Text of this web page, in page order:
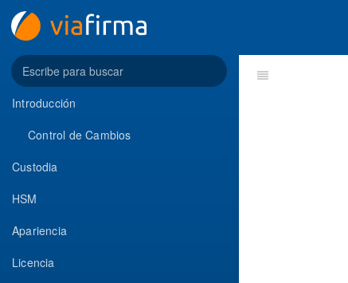
Introducción
Control de Cambios
Custodia
HSM
Apariencia
Licencia